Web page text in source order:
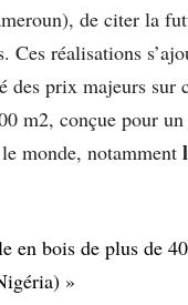
de citer la
réalisations
prix majeurs
m2, conçue pour
monde, notamment
en bois de plus de
»